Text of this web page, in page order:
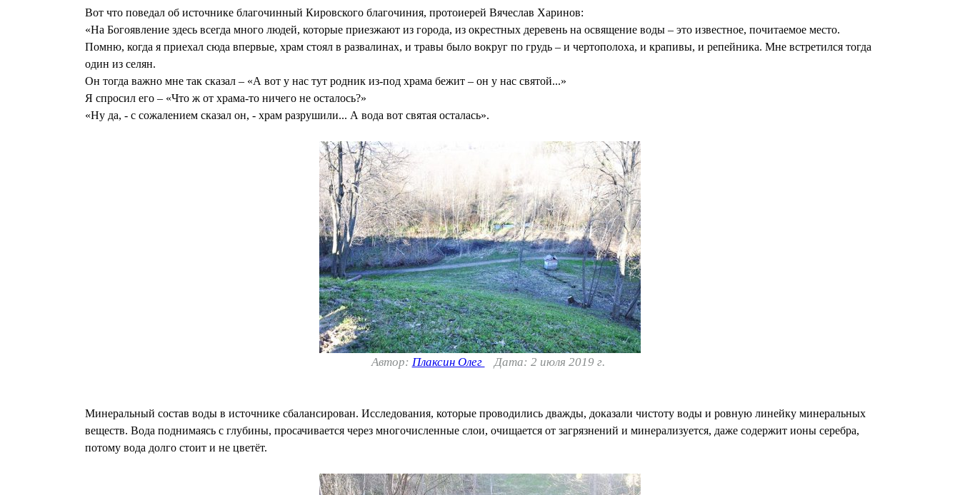
Вот что поведал об источнике благочинный Кировского благочиния, протоиерей Вячеслав Харинов:
«На Богоявление здесь всегда много людей, которые приезжают из города, из окрестных деревень на освящение воды – это известное, почитаемое место.
Помню, когда я приехал сюда впервые, храм стоял в развалинах, и травы было вокруг по грудь – и чертополоха, и крапивы, и репейника. Мне встретился тогда
один из селян.
Он тогда важно мне так сказал – «А вот у нас тут родник из-под храма бежит – он у нас святой...»
Я спросил его – «Что ж от храма-то ничего не осталось?»
«Ну да, - с сожалением сказал он, - храм разрушили... А вода вот святая осталась».
Автор: Плаксин Олег Дата: 2 июля 2019 г.
Минеральный состав воды в источнике сбалансирован. Исследования, которые проводились дважды, доказали чистоту воды и ровную линейку минеральных
веществ. Вода поднимаясь с глубины, просачивается через многочисленные слои, очищается от загрязнений и минерализуется, даже содержит ионы серебра,
потому вода долго стоит и не цветёт.